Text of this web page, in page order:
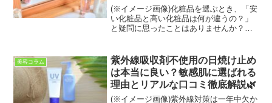
(※イメージ画像)化粧品を選ぶとき、「安
い化粧品と高い化粧品は何が違うの？」
と疑問に思ったことはありませんか？ド
価格差は驚くほど広いです。しかし、高
ければ必ず効果がある...
美容コラム
紫外線吸収剤不使用の日焼け止め
は本当に良い？敏感肌に選ばれる
理由とリアルな口コミ徹底解説🌿
(※イメージ画像)紫外線対策は一年中欠か